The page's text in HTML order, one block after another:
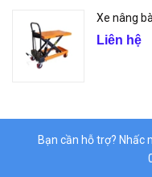
Xe nâng
Liên hệ
Bạn cần hỗ trợ? Nhấc